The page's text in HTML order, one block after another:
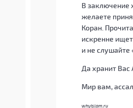
В заключение
желаете
Коран.
искренне
и не
Да хранит Вас
Мир вам,
whyislam.ru